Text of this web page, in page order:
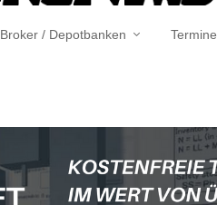
Broker / Depotbanken Termine